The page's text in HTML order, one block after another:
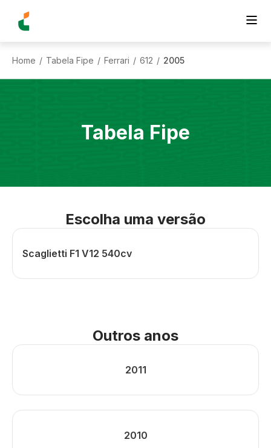
Home / Tabela Fipe / Ferrari / 612 / 2005
Tabela Fipe
Escolha uma versão
Scaglietti F1 V12 540cv
Outros anos
2011
2010